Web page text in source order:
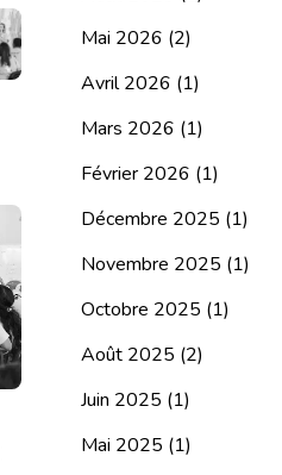
Mai 2026 (2)
Avril 2026 (1)
Mars 2026 (1)
Février 2026 (1)
Décembre 2025 (1)
Novembre 2025 (1)
Octobre 2025 (1)
Août 2025 (2)
Juin 2025 (1)
Mai 2025 (1)